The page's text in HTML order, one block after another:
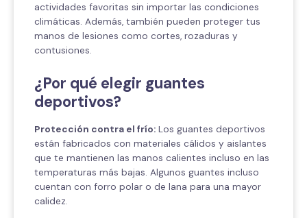
actividades favoritas sin importar las condiciones
climáticas. Además, también pueden proteger tus
manos de lesiones como cortes, rozaduras y
contusiones.
¿Por qué elegir guantes
deportivos?
Protección contra el frío: Los guantes deportivos
están fabricados con materiales cálidos y aislantes
que te mantienen las manos calientes incluso en las
temperaturas más bajas. Algunos guantes incluso
cuentan con forro polar o de lana para una mayor
calidez.